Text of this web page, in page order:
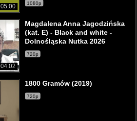
05:00 1080p
04:02
Magdalena Anna Jagodzińska
(kat. E) - Black and white -
Dolnośląska Nutka 2026
720p
1800 Gramów (2019)
720p